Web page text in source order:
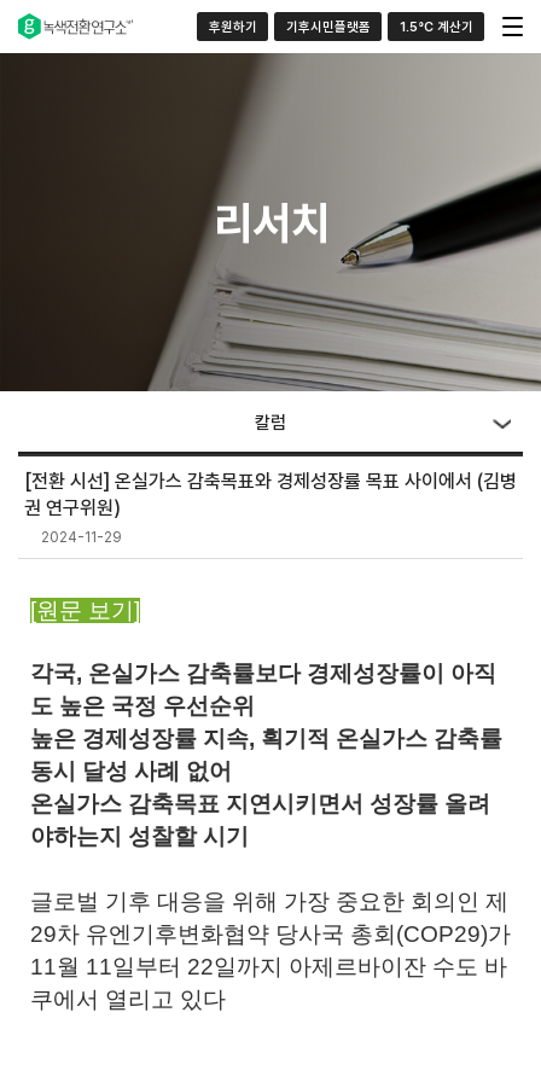
후원하기 기후시민플랫폼 1.5°C 계산기
리서치
칼럼
[전환 시선] 온실가스 감축목표와 경제성장률 목표 사이에서 (김병
권 연구위원)
2024-11-29
​[원문 보기]
각국, 온실가스 감축률보다 경제성장률이 아직
도 높은 국정 우선순위
높은 경제성장률 지속, 획기적 온실가스 감축률
동시 달성 사례 없어
온실가스 감축목표 지연시키면서 성장률 올려
야하는지 성찰할 시기
글로벌 기후 대응을 위해 가장 중요한 회의인 제
29차 유엔기후변화협약 당사국 총회(COP29)가
11월 11일부터 22일까지 아제르바이잔 수도 바
쿠에서 열리고 있다